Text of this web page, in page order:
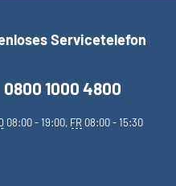
Servicetelefon
0800 1000 4800
08:00 - 19:00, FR 08:00 - 15:30